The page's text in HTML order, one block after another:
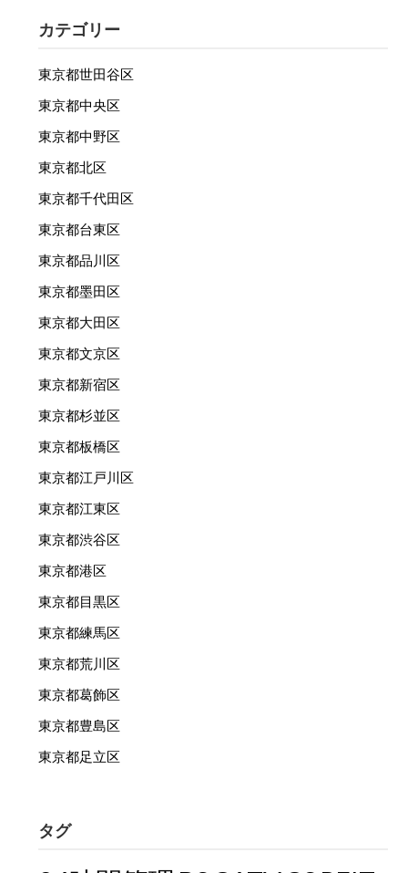
カテゴリー
東京都世田谷区
東京都中央区
東京都中野区
東京都北区
東京都千代田区
東京都台東区
東京都品川区
東京都墨田区
東京都大田区
東京都文京区
東京都新宿区
東京都杉並区
東京都板橋区
東京都江戸川区
東京都江東区
東京都渋谷区
東京都港区
東京都目黒区
東京都練馬区
東京都荒川区
東京都葛飾区
東京都豊島区
東京都足立区
タグ